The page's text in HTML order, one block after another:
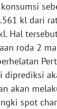
kl dari
Hal
roda 2
diprediksi
akan
spot